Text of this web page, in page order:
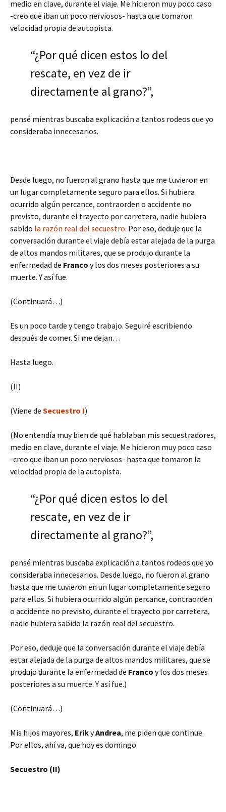
medio en clave, durante el viaje. Me hicieron muy poco caso
-creo que iban un poco nerviosos- hasta que tomaron
velocidad propia de autopista.
“¿Por qué dicen estos lo del
rescate, en vez de ir
directamente al grano?”,
pensé mientras buscaba explicación a tantos rodeos que yo
consideraba innecesarios.
Desde luego, no fueron al grano hasta que me tuvieron en
un lugar completamente seguro para ellos. Si hubiera
ocurrido algún percance, contraorden o accidente no
previsto, durante el trayecto por carretera, nadie hubiera
sabido la razón real del secuestro. Por eso, deduje que la
conversación durante el viaje debía estar alejada de la purga
de altos mandos militares, que se produjo durante la
enfermedad de Franco y los dos meses posteriores a su
muerte. Y así fue.
(Continuará…)
Es un poco tarde y tengo trabajo. Seguiré escribiendo
después de comer. Si me dejan…
Hasta luego.
(II)
(Viene de Secuestro I)
(No entendía muy bien de qué hablaban mis secuestradores,
medio en clave, durante el viaje. Me hicieron muy poco caso
-creo que iban un poco nerviosos- hasta que tomaron la
velocidad propia de la autopista.
“¿Por qué dicen estos lo del
rescate, en vez de ir
directamente al grano?”,
pensé mientras buscaba explicación a tantos rodeos que yo
consideraba innecesarios. Desde luego, no fueron al grano
hasta que me tuvieron en un lugar completamente seguro
para ellos. Si hubiera ocurrido algún percance, contraorden
o accidente no previsto, durante el trayecto por carretera,
nadie hubiera sabido la razón real del secuestro.
Por eso, deduje que la conversación durante el viaje debía
estar alejada de la purga de altos mandos militares, que se
produjo durante la enfermedad de Franco y los dos meses
posteriores a su muerte. Y así fue.)
(Continuará…)
Mis hijos mayores, ErikyAndrea, me piden que continue.
Por ellos, ahí va, que hoy es domingo.
Secuestro (II)